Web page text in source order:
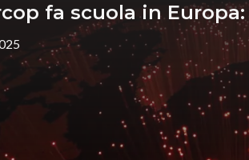
fa scuola in